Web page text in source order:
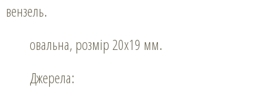
вензель.
овальна, розмір 20х19 мм.
Джерела: